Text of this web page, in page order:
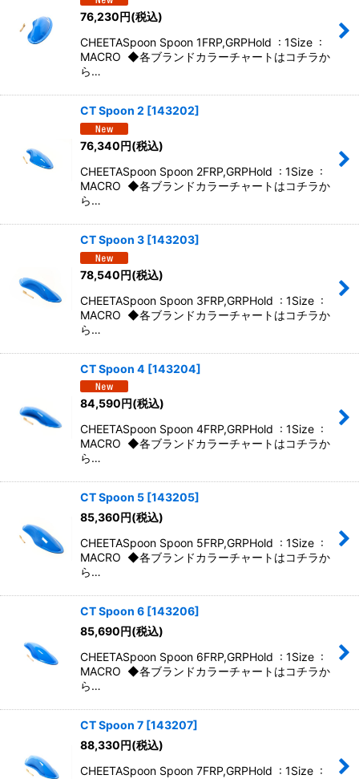
76,230円(税込)
CHEETASpoon Spoon 1FRP,GRPHold : 1Size :
MACRO ◆各ブランドカラーチャートはコチラか
ら…
CT Spoon 2 [143202]
76,340円(税込)
CHEETASpoon Spoon 2FRP,GRPHold : 1Size :
MACRO ◆各ブランドカラーチャートはコチラか
ら…
CT Spoon 3 [143203]
78,540円(税込)
CHEETASpoon Spoon 3FRP,GRPHold : 1Size :
MACRO ◆各ブランドカラーチャートはコチラか
ら…
CT Spoon 4 [143204]
84,590円(税込)
CHEETASpoon Spoon 4FRP,GRPHold : 1Size :
MACRO ◆各ブランドカラーチャートはコチラか
ら…
CT Spoon 5 [143205]
85,360円(税込)
CHEETASpoon Spoon 5FRP,GRPHold : 1Size :
MACRO ◆各ブランドカラーチャートはコチラか
ら…
CT Spoon 6 [143206]
85,690円(税込)
CHEETASpoon Spoon 6FRP,GRPHold : 1Size :
MACRO ◆各ブランドカラーチャートはコチラか
ら…
CT Spoon 7 [143207]
88,330円(税込)
CHEETASpoon Spoon 7FRP,GRPHold : 1Size :